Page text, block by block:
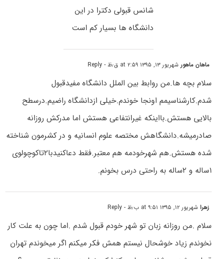
شانس قبولی دکترا در این
دانشگاه ها بسیار کم است
ماهان ماهورشهریور ۱۳, ۱۳۹۵ at ۲:۵۹ ق٫ظ - Reply
سلام بچه ها.من روابط بین الملل دانشگاه مفیدقبول
شدم.کارشناسیمم اونجا خوندم.خیلی ازدانشگاه راضیم.درسطح
بالایی هستش.بااینکه غیرانتفاعی هستش اما مدرکش روزانه
صادرمیشه.دانشگاهش مختصه علوم انسانیه و در کشرمون شناخته
شده هستش.هم شهرخودمه هم معتبر.فقط دعاکنیدبا۲تاکوچولوی
۱ساله و ۲ساله به راحتی درس بخونم.
زهراشهریور ۱۲, ۱۳۹۵ at ۹:۵۱ ب٫ظ - Reply
سلام .من روزانه زبان تو شهر خودم قبول شدم .اما چون به علت کار
نخوندم زیاد خوشحال نیستم همش فکر میکنم اگر میخوندم تهران